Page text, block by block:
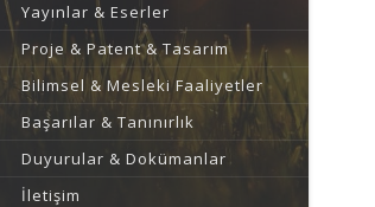
Yayınlar & Eserler
Proje & Patent & Tasarım
Bilimsel & Mesleki Faaliyetler
Başarılar & Tanınırlık
Duyurular & Dokümanlar
İletişim